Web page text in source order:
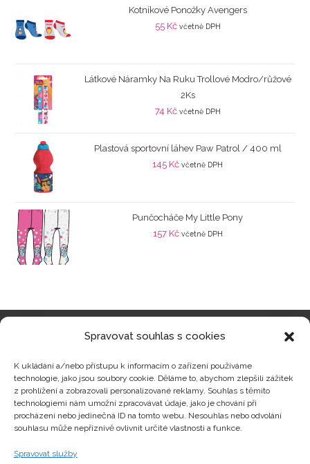
Spravovat souhlas s cookies
K ukládání a/nebo přístupu k informacím o zařízení používáme
technologie, jako jsou soubory cookie. Děláme to, abychom zlepšili zážitek
z prohlížení a zobrazovali personalizované reklamy. Souhlas s těmito
technologiemi nám umožní zpracovávat údaje, jako je chování při
procházení nebo jedinečná ID na tomto webu. Nesouhlas nebo odvolání
souhlasu může nepříznivě ovlivnit určité vlastnosti a funkce.
Spravovat služby
Kotníkové Ponožky Avengers
55 Kč včetně DPH
Látkové Náramky Na Ruku Trollové Modro/růžové
2Ks
74 Kč včetně DPH
Plastová sportovní láhev Paw Patrol / 400 ml
145 Kč včetně DPH
Punčocháče My Little Pony
157 Kč včetně DPH
Zajímavosti